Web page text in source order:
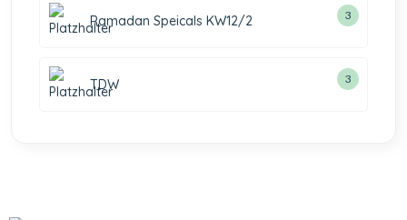
Ramadan Speicals KW12/2 3
TDW 3